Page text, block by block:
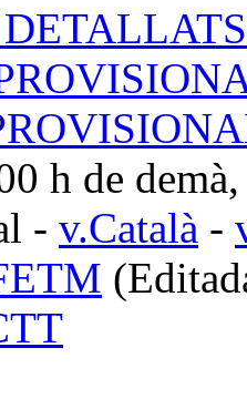
h de
- v.Català -